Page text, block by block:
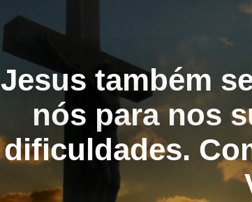
Jesus também
nós para nos
dificuldades.